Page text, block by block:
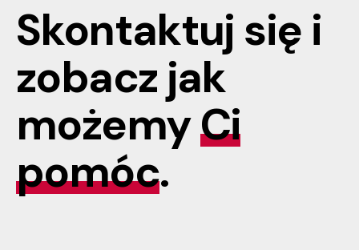
Skontaktuj się i
zobacz jak
możemyCi
pomóc.